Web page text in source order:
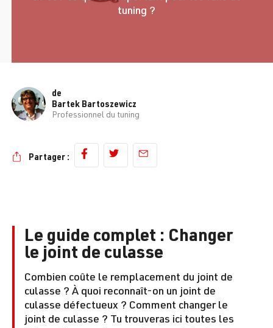
tuning ?
de
Bartek Bartoszewicz
Professionnel du tuning
Partager :
Le guide complet : Changer
le joint de culasse
Combien coûte le remplacement du joint de
culasse ? À quoi reconnaît-on un joint de
culasse défectueux ? Comment changer le
joint de culasse ? Tu trouveras ici toutes les